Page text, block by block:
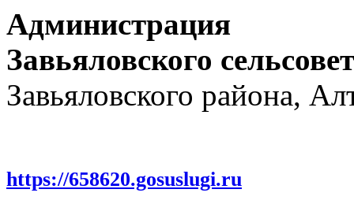
Администрация
Завьяловского
Завьяловского района,
https://658620.gosuslugi.ru